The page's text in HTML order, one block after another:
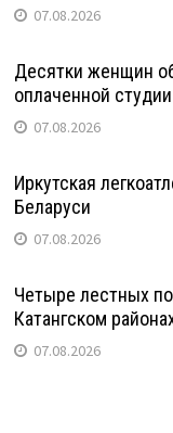
07.08.2026
Десятки женщин
оплаченной
07.08.2026
Иркутская
Беларуси
07.08.2026
Четыре лестных
Катангском
07.08.2026